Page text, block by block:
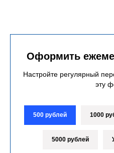
Оформить
Настройте регулярный
эту
500 рублей 1000
5000 рублей